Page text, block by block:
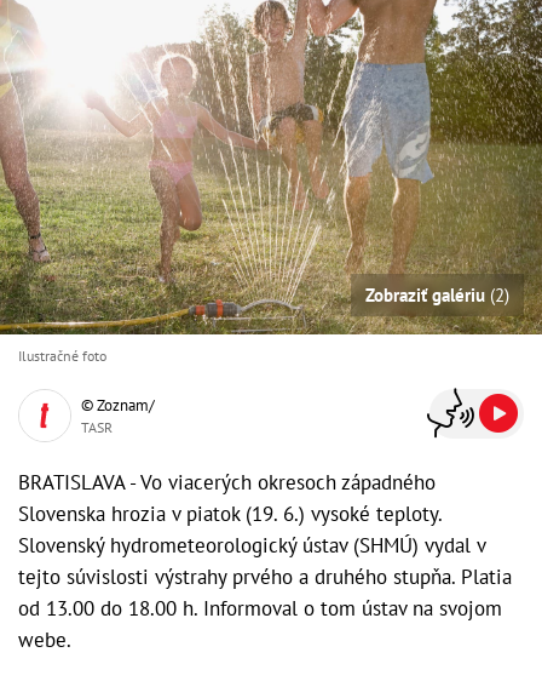
Zobraziť galériu (2)
Ilustračné foto
© Zoznam/
TASR
BRATISLAVA - Vo viacerých okresoch západného
Slovenska hrozia v piatok (19. 6.) vysoké teploty.
Slovenský hydrometeorologický ústav (SHMÚ) vydal v
tejto súvislosti výstrahy prvého a druhého stupňa. Platia
od 13.00 do 18.00 h. Informoval o tom ústav na svojom
webe.